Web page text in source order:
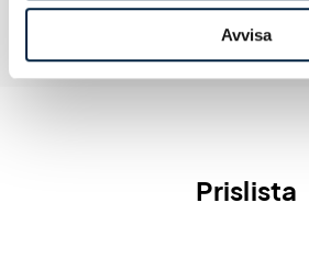
Avvisa
Prislista